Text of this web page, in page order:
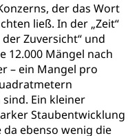
der das Wort
ließ. In der „Zeit“
Zuversicht“ und
12.000 Mängel nach
– ein Mangel pro
Ein kleiner
Staubentwicklung
ebenso wenig die